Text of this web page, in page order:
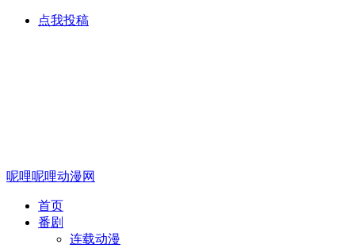
点我投稿
呢哩呢哩动漫网
首页
番剧
连载动漫